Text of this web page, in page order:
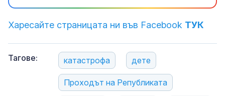
Харесайте страницата ни във Facebook ТУК
Тагове: катастрофа дете
Проходът на Републиката